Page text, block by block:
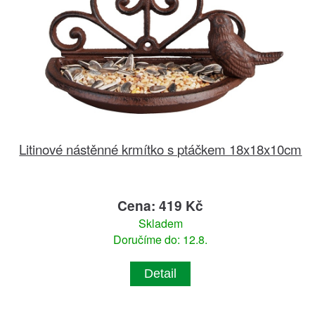
Litinové nástěnné krmítko s ptáčkem 18x18x10cm
Cena: 419 Kč
Skladem
Doručíme do: 12.8.
Detail